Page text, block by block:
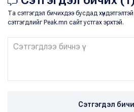
Та сэтгэгдэл бичихдээ бусдад
сэтгэгдлийг Peak.mn сайт устгах эрхтэй.
Сэтгэгдэл